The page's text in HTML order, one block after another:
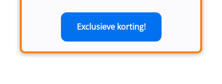
Exclusieve korting!